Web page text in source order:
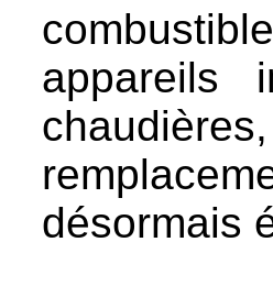
appareils
désormais